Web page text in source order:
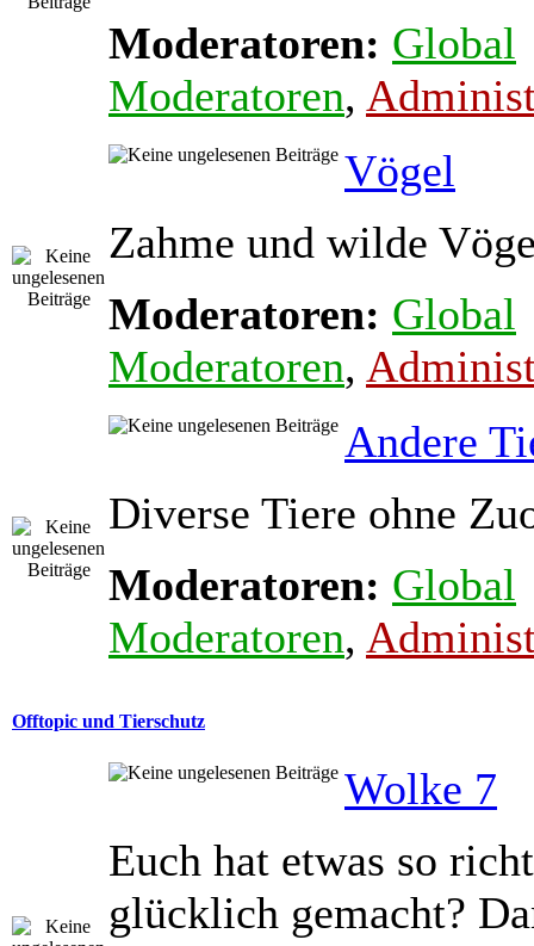
Moderatoren: Global
Moderatoren,
Vögel
Zahme und wilde
Moderatoren: Global
Moderatoren,
Andere
Diverse Tiere ohne
Moderatoren: Global
Moderatoren,
Offtopic und Tierschutz
Wolke 7
Euch hat etwas so
glücklich gemacht?